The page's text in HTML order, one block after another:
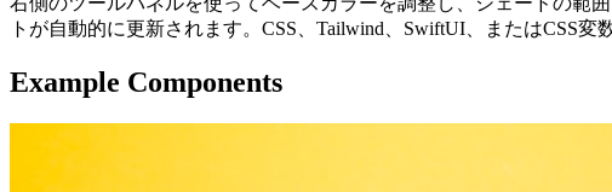
トが自動的に更新されます。CSS、Tailwind、SwiftUI、またはCSS
Example Components